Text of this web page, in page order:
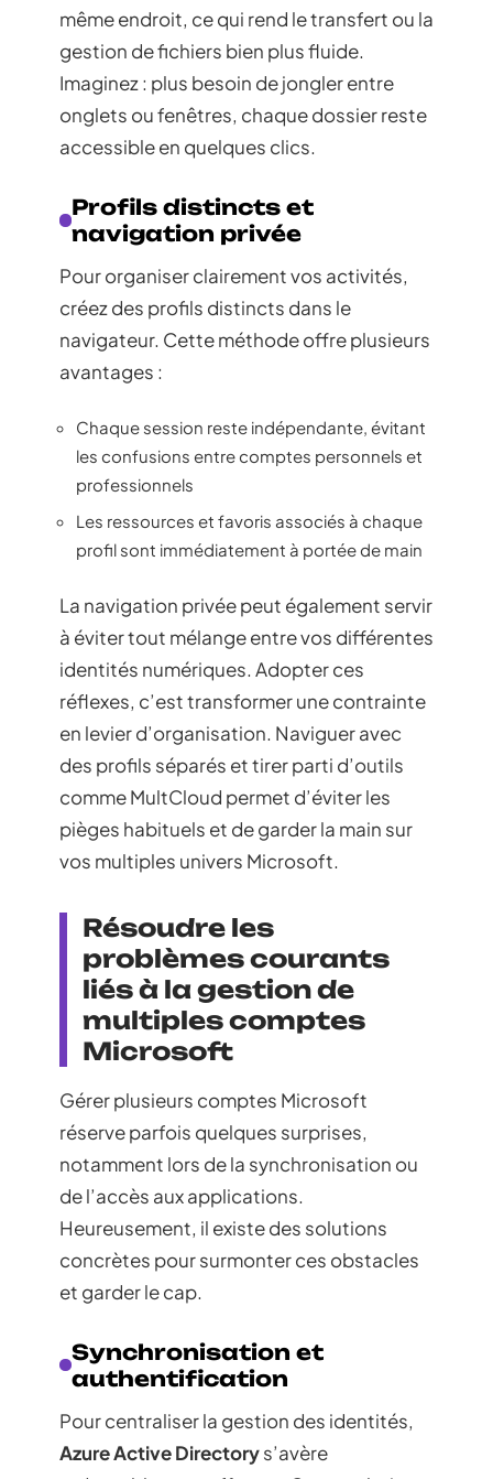
même endroit, ce qui rend le transfert ou la
gestion de fichiers bien plus fluide.
Imaginez : plus besoin de jongler entre
onglets ou fenêtres, chaque dossier reste
accessible en quelques clics.
Profils distincts et
navigation privée
Pour organiser clairement vos activités,
créez des profils distincts dans le
navigateur. Cette méthode offre plusieurs
avantages :
Chaque session reste indépendante, évitant
les confusions entre comptes personnels et
professionnels
Les ressources et favoris associés à chaque
profil sont immédiatement à portée de main
La navigation privée peut également servir
à éviter tout mélange entre vos différentes
identités numériques. Adopter ces
réflexes, c’est transformer une contrainte
en levier d’organisation. Naviguer avec
des profils séparés et tirer parti d’outils
comme MultCloud permet d’éviter les
pièges habituels et de garder la main sur
vos multiples univers Microsoft.
Résoudre les
problèmes courants
liés à la gestion de
multiples comptes
Microsoft
Gérer plusieurs comptes Microsoft
réserve parfois quelques surprises,
notamment lors de la synchronisation ou
de l’accès aux applications.
Heureusement, il existe des solutions
concrètes pour surmonter ces obstacles
et garder le cap.
Synchronisation et
authentification
Pour centraliser la gestion des identités,
Azure Active Directorys’avère